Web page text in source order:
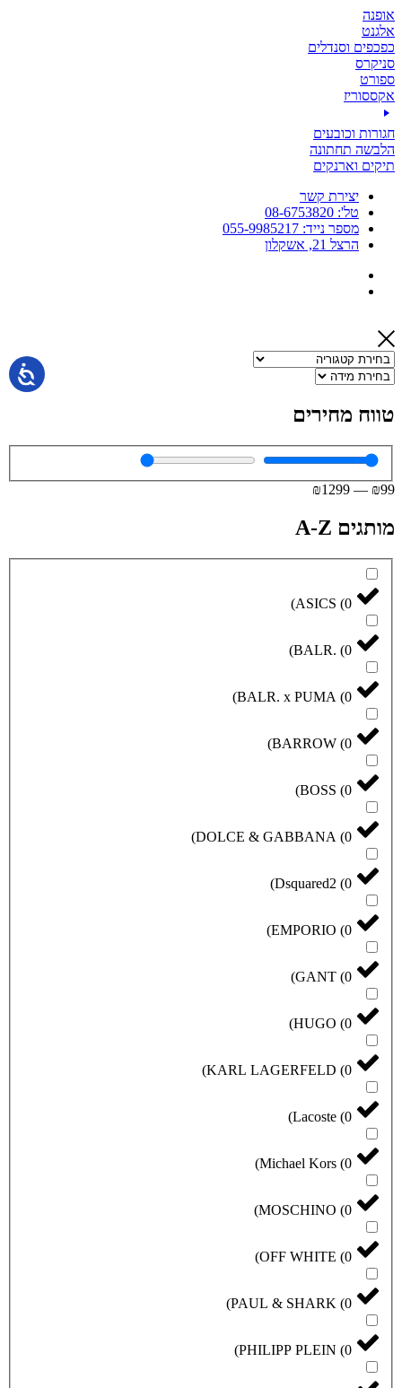
אופנה
אלגנט
כפכפים וסנדלים
סניקרס
ספורט
אקססוריז
חגורות וכובעים
הלבשה תחתונה
תיקים וארנקים
יצירת קשר
טל': 08-6753820
מספר נייד: 055-9985217
הרצל 21, אשקלון
טווח מחירים
₪99
—
₪1299
מותגים A-Z
ASICS (0
)
BALR. (0
)
BALR. x PUMA (0
)
BARROW (0
)
BOSS (0
)
DOLCE & GABBANA (0
)
Dsquared2 (0
)
EMPORIO (0
)
GANT (0
)
HUGO (0
)
KARL LAGERFELD (0
)
Lacoste (0
)
Michael Kors (0
)
MOSCHINO (0
)
OFF WHITE (0
)
PAUL & SHARK (0
)
PHILIPP PLEIN (0
)